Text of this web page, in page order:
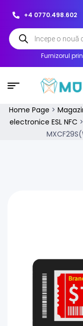
+4 0770.498.602
Furnizorul
Home Page >
electronice ESL NFC >